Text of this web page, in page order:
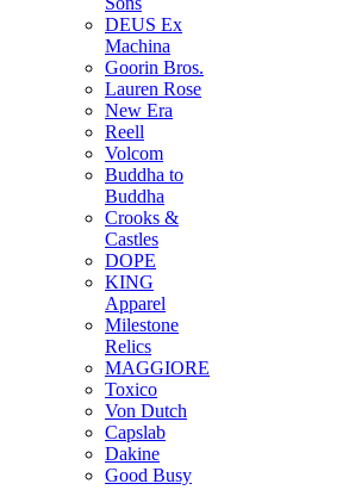
DEUS Ex
Machina
Goorin Bros.
Lauren Rose
New Era
Reell
Volcom
Buddha to
Buddha
Crooks &
Castles
DOPE
KING
Apparel
Milestone
Relics
MAGGIORE
Toxico
Von Dutch
Capslab
Dakine
Good Busy